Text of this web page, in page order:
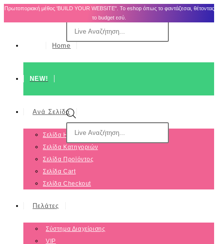
Πρωτοποριακή μέθος 'BUILD YOUR WEBSITE". Το eshop όπως το φαντάζεσαι, θέτοντας
το budget εσύ.
Home
NEW!
Ανά Σελίδα
Σελίδα Home
Σελίδα Κατηγοριών
Σελίδα Προϊόντος
Σελίδα Cart
Σελίδα Checkout
Πελάτες
Σύστημα Διαχείρισης
VIP